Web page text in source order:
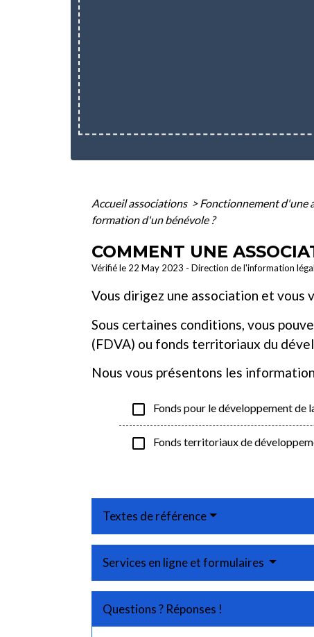
Accueil associations > Fonctionnement d'une
formation d'un bénévole ?
COMMENT UNE
Vérifié le 22 May 2023 - Direction de l'information
Vous dirigez une association et vous
Sous certaines conditions, vous
(FDVA) ou fonds territoriaux du
Nous vous présentons les
check_box_outline_blank Fonds pour le développement de
check_box_outline_blank Fonds territoriaux de
Textes de référence
Services en ligne et formulaires
Questions ? Réponses !